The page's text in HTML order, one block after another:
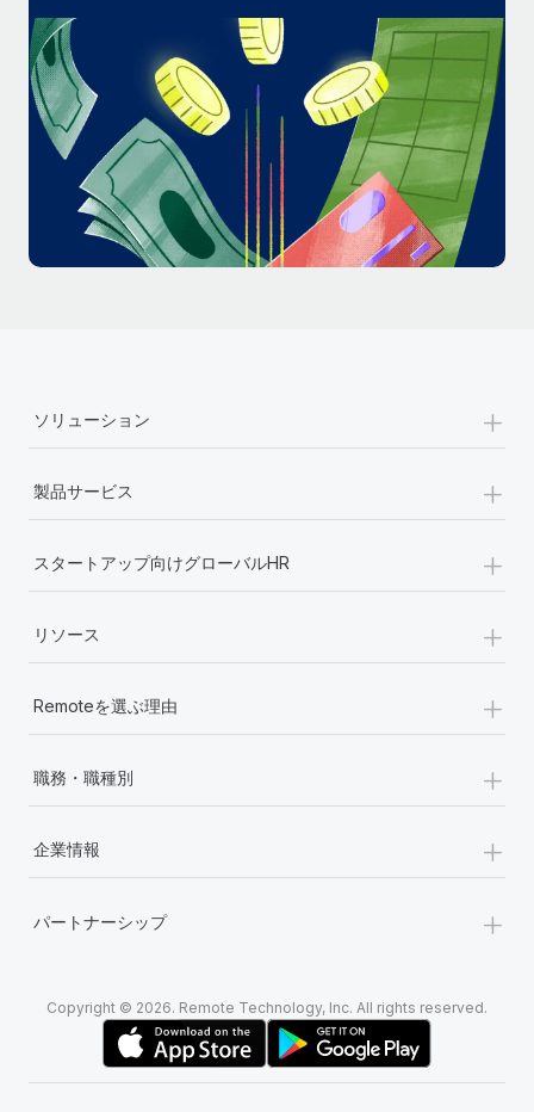
を保護することは極めて重要です。...
詳細を見る
ソリューション +
製品サービス +
スタートアップ向けグローバルHR +
リソース +
Remoteを選ぶ理由 +
職務・職種別 +
企業情報 +
パートナーシップ +
Copyright © 2026. Remote Technology, Inc. All rights reserved.